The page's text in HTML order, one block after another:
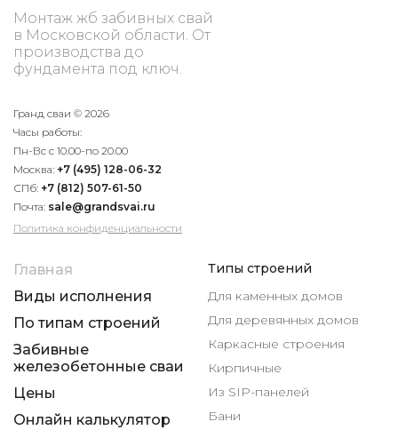
Монтаж жб забивных свай
в Московской области. От
производства до
фундамента под ключ.
Гранд сваи © 2026
Часы работы:
Пн-Вс с 10.00-по 20.00
Москва: +7 (495) 128-06-32
СПб: +7 (812) 507-61-50
Почта: sale@grandsvai.ru
Политика конфиденциальности
Главная
Виды исполнения
По типам строений
Забивные
железобетонные сваи
Цены
Онлайн калькулятор
Типы строений
Для каменных домов
Для деревянных домов
Каркасные строения
Кирпичные
Из SIP-панелей
Бани